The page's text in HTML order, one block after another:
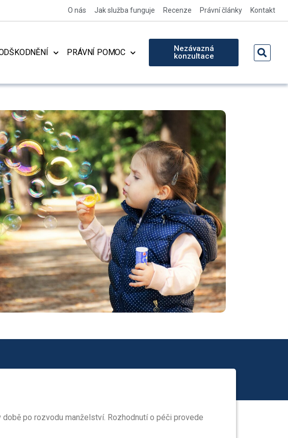
O nás Jak služba funguje Recenze Právní články Kontakt
PRÁVNÍ POMOC
Nezávazná
konzultace
po rozvodu manželství. Rozhodnutí o péči provede